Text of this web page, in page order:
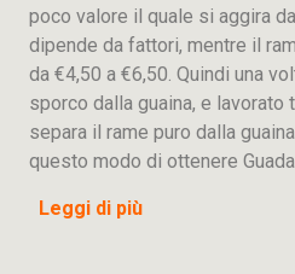
poco valore il quale si aggira
dipende da fattori, mentre il
da €4,50 a €6,50. Quindi una
sporco dalla guaina, e lavorato
separa il rame puro dalla
questo modo di ottenere
Leggi di più